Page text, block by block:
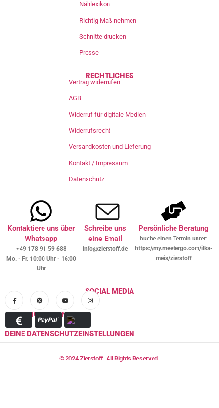
Nählexikon
Richtig Maß nehmen
Schnitte drucken
Presse
RECHTLICHES
Vertrag widerrufen
AGB
Widerruf für digitale Medien
Widerrufsrecht
Versandkosten und Lieferung
Kontakt / Impressum
Datenschutz
Kontaktiere uns über
Whatsapp
+49 178 91 59 688
Mo. - Fr. 10:00 Uhr - 16:00
Uhr
Schreibe uns
eine Email
info@zierstoff.de
Persönliche Beratung
buche einen Termin unter:
https://my.meetergo.com/ilka-
meis/zierstoff
SOCIAL MEDIA
ZAHLUNGSARTEN
DEINE DATENSCHUTZEINSTELLUNGEN
© 2024 Zierstoff. All Rights Reserved.